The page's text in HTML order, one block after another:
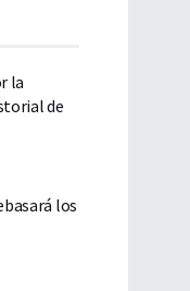
la
de
los